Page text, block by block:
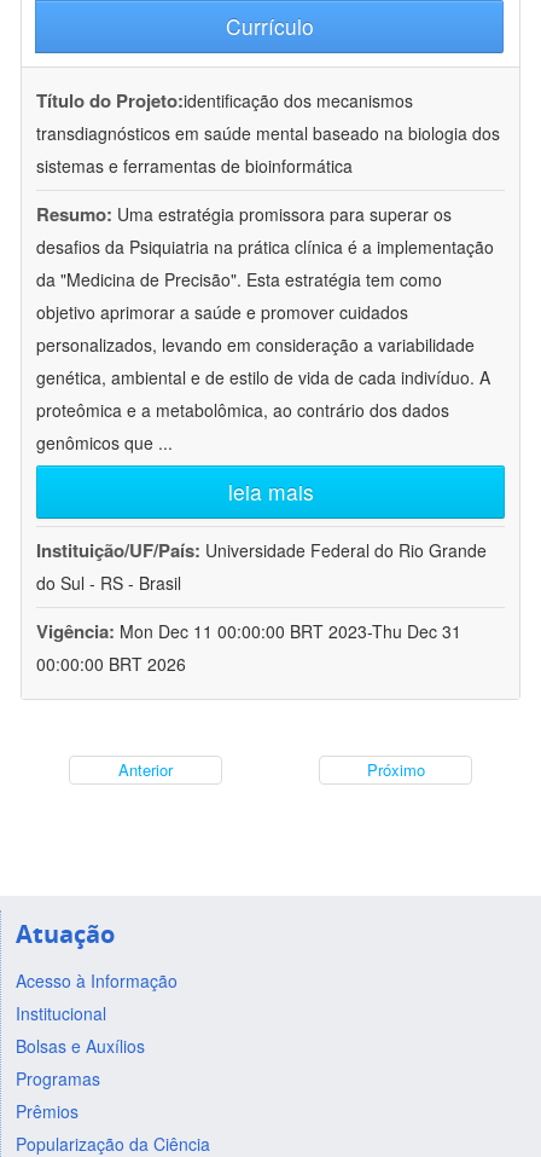
Currículo
Título do Projeto:identificação dos mecanismos
transdiagnósticos em saúde mental baseado na biologia dos
sistemas e ferramentas de bioinformática
Resumo: Uma estratégia promissora para superar os
desafios da Psiquiatria na prática clínica é a implementação
da "Medicina de Precisão". Esta estratégia tem como
objetivo aprimorar a saúde e promover cuidados
personalizados, levando em consideração a variabilidade
genética, ambiental e de estilo de vida de cada indivíduo. A
proteômica e a metabolômica, ao contrário dos dados
genômicos que ...
leia mais
Instituição/UF/País: Universidade Federal do Rio Grande
do Sul - RS - Brasil
Vigência: Mon Dec 11 00:00:00 BRT 2023-Thu Dec 31
00:00:00 BRT 2026
Anterior Próximo
Atuação
Acesso à Informação
Institucional
Bolsas e Auxílios
Programas
Prêmios
Popularização da Ciência